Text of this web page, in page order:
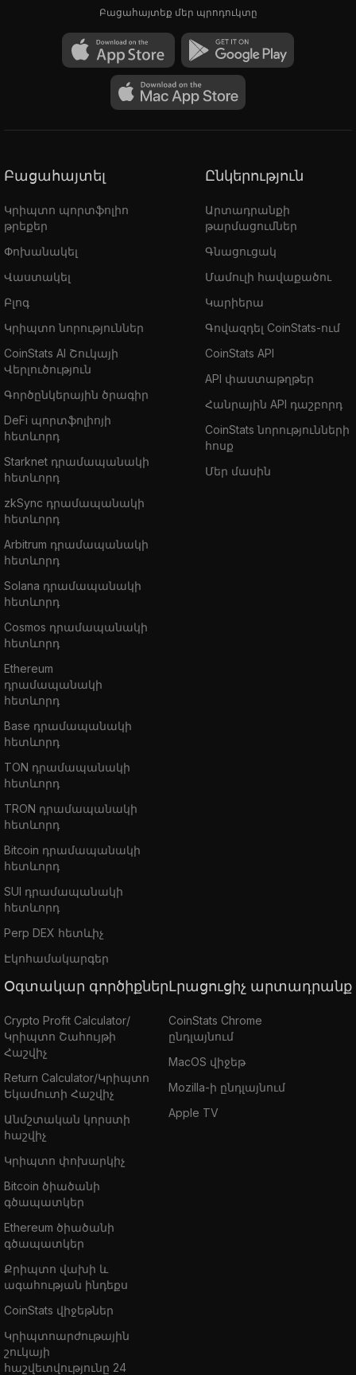
Բացահայտեք մեր պրոդուկտը
Բացահայտել
Կրիպտո պորտֆոլիո
թրեքեր
Փոխանակել
Վաստակել
Բլոգ
Կրիպտո նորություններ
CoinStats AI Շուկայի
Վերլուծություն
Գործընկերային ծրագիր
DeFi պորտֆոլիոյի
հետևորդ
Starknet դրամապանակի
հետևորդ
zkSync դրամապանակի
հետևորդ
Arbitrum դրամապանակի
հետևորդ
Solana դրամապանակի
հետևորդ
Cosmos դրամապանակի
հետևորդ
Ethereum
դրամապանակի
հետևորդ
Base դրամապանակի
հետևորդ
TON դրամապանակի
հետևորդ
TRON դրամապանակի
հետևորդ
Bitcoin դրամապանակի
հետևորդ
SUI դրամապանակի
հետևորդ
Perp DEX հետևիչ
Էկոհամակարգեր
Ընկերություն
Արտադրանքի
թարմացումներ
Գնացուցակ
Մամուլի հավաքածու
Կարիերա
Գովազդել CoinStats-ում
CoinStats API
API փաստաթղթեր
Հանրային API դաշբորդ
CoinStats նորությունների
հոսք
Մեր մասին
Օգտակար գործիքներ
Crypto Profit Calculator/
Կրիպտո Շահույթի
Հաշվիչ
Return Calculator/Կրիպտո
Եկամուտի Հաշվիչ
Անմշտական կորստի
հաշվիչ
Կրիպտո փոխարկիչ
Bitcoin ծիածանի
գծապատկեր
Ethereum ծիածանի
գծապատկեր
Քրիպտո վախի և
ագահության ինդեքս
CoinStats վիջեթներ
Կրիպտոարժութային
շուկայի
հաշվետվությունը 24
Լրացուցիչ արտադրանք
CoinStats Chrome
ընդլայնում
MacOS վիջեթ
Mozilla-ի ընդլայնում
Apple TV